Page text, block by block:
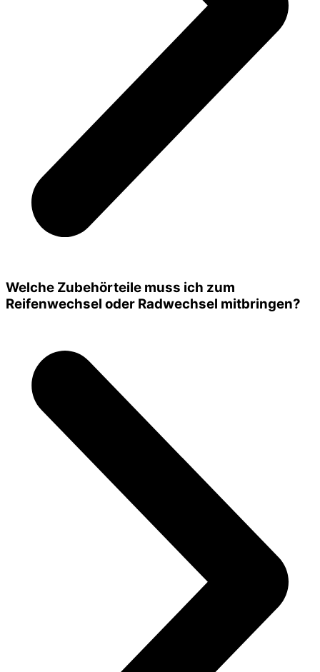
Welche Zubehörteile muss ich zum
Reifenwechsel oder Radwechsel mitbringen?